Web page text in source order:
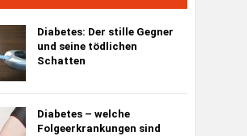
Diabetes: Der stille Gegner
und seine tödlichen
Schatten
Diabetes – welche
Folgeerkrankungen sind